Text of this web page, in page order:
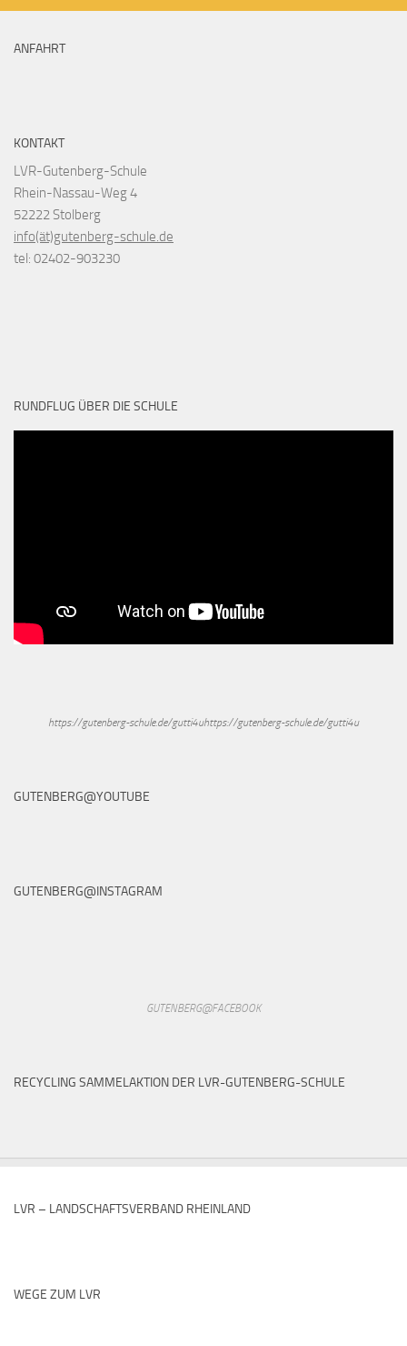
ANFAHRT
KONTAKT
LVR-Gutenberg-Schule
Rhein-Nassau-Weg 4
52222 Stolberg
info(ät)gutenberg-schule.de
tel: 02402-903230
RUNDFLUG ÜBER DIE SCHULE
https://gutenberg-schule.de/gutti4uhttps://gutenberg-schule.de/gutti4u
GUTENBERG@YOUTUBE
GUTENBERG@INSTAGRAM
GUTENBERG@FACEBOOK
RECYCLING SAMMELAKTION DER LVR-GUTENBERG-SCHULE
LVR – LANDSCHAFTSVERBAND RHEINLAND
WEGE ZUM LVR